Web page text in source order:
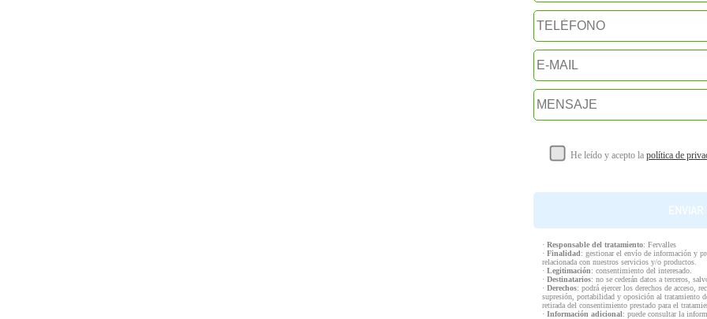
He leído y acepto la política de
· Responsable del tratamiento: Fervalles
· Finalidad: gestionar el envío de información y
relacionada con nuestros servicios y/o productos.
· Legitimación: consentimiento del interesado.
· Destinatarios: no se cederán datos a terceros,
· Derechos: podrá ejercer los derechos de acceso,
supresión, portabilidad y oposición al tratamiento
retirada del consentimiento prestado para el
· Información adicional: puede consultar la